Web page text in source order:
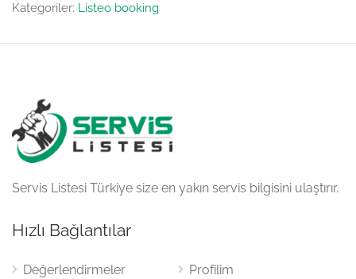
Kategoriler: Listeo booking
Servis Listesi Türkiye size en yakın servis bilgisini ulaştırır.
Hızlı Bağlantılar
Değerlendirmeler Profilim